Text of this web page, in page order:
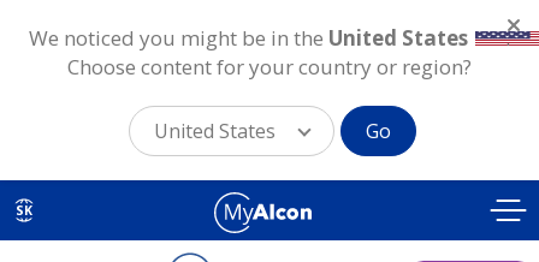
to
main
content
SK
We noticed you might be in the United States
.
Choose content for your country or region?
United States Go